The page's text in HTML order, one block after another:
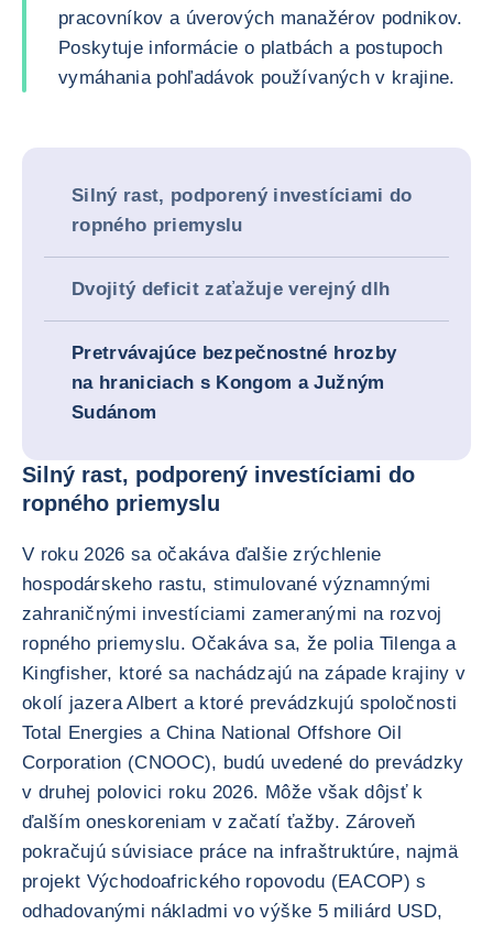
pracovníkov a úverových manažérov podnikov.
Poskytuje informácie o platbách a postupoch
vymáhania pohľadávok používaných v krajine.
Silný rast, podporený investíciami do
ropného priemyslu
Dvojitý deficit zaťažuje verejný dlh
Pretrvávajúce bezpečnostné hrozby
na hraniciach s Kongom a Južným
Sudánom
Silný rast, podporený investíciami do
ropného priemyslu
V roku 2026 sa očakáva ďalšie zrýchlenie
hospodárskeho rastu, stimulované významnými
zahraničnými investíciami zameranými na rozvoj
ropného priemyslu. Očakáva sa, že polia Tilenga a
Kingfisher, ktoré sa nachádzajú na západe krajiny v
okolí jazera Albert a ktoré prevádzkujú spoločnosti
Total Energies a China National Offshore Oil
Corporation (CNOOC), budú uvedené do prevádzky
v druhej polovici roku 2026. Môže však dôjsť k
ďalším oneskoreniam v začatí ťažby. Zároveň
pokračujú súvisiace práce na infraštruktúre, najmä
projekt Východoafrického ropovodu (EACOP) s
odhadovanými nákladmi vo výške 5 miliárd USD,